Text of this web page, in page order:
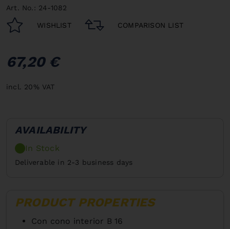
Art. No.: 24-1082
WISHLIST COMPARISON LIST
67,20 €
incl. 20% VAT
AVAILABILITY
In Stock
Deliverable in 2-3 business days
PRODUCT PROPERTIES
Con cono interior B 16